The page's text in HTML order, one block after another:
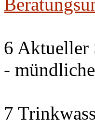
6 Aktueller
-
7